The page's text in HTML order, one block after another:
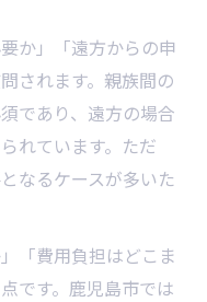
か」「遠方からの申
されます。親族間の
であり、遠方の場合
れています。ただ
なるケースが多いた
「費用負担はどこま
です。鹿児島市では